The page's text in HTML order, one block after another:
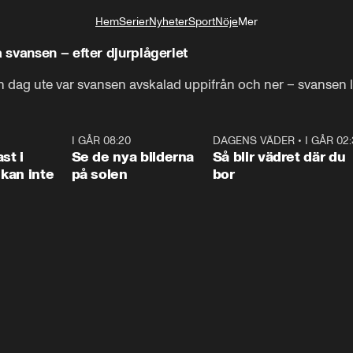
HemSerierNyheterSportNöjeMer
– efter djurplågeriet
dag ute var svansen avskalad uppifrån och ner –
i
inte
I GÅR 08:20
Se de nya bilderna
på solen
1:06
DAGENS VÄDER• I GÅR
Så blir vädret där du
bor